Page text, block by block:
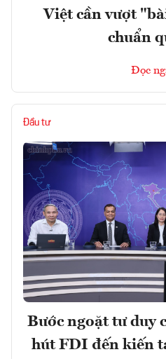
Việt cần vượt
chuẩn
Đọc
Đầu tư
Bước ngoặt tư duy
hút FDI đến kiến